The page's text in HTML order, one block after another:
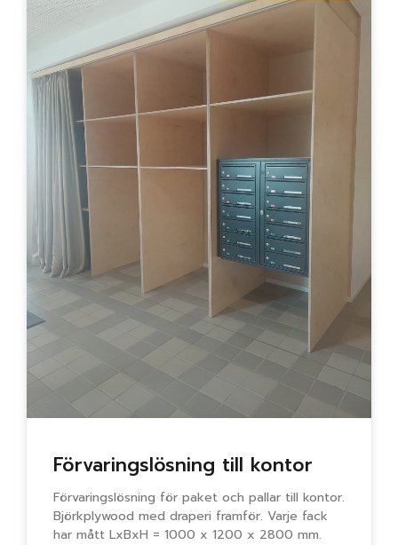
Förvaringslösning till kontor
Förvaringslösning för paket och pallar till kontor.
Björkplywood med draperi framför. Varje fack
har mått LxBxH = 1000 x 1200 x 2800 mm.